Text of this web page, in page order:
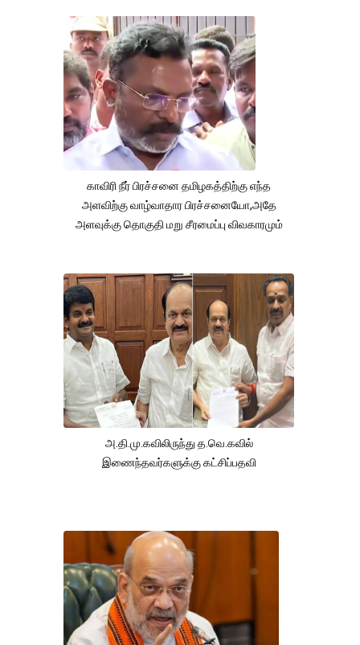
காவிரி நீர் பிரச்சனை தமிழகத்திற்கு எந்த
அளவிற்கு வாழ்வாதார பிரச்சனையோ,அதே
அளவுக்கு தொகுதி மறு சீரமைப்பு விவகாரமும்
அ.தி.மு.கவிலிருந்து த.வெ.கவில்
இணைந்தவர்களுக்கு கட்சிப்பதவி